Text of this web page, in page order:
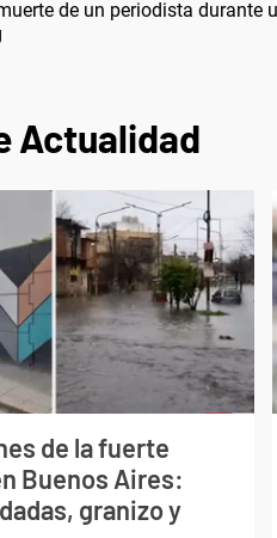
de un periodista durante
Actualidad
de la fuerte
Buenos Aires:
granizo y